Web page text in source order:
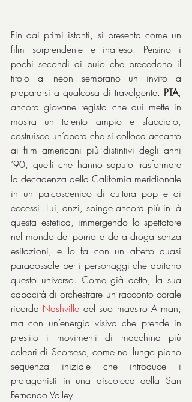
Fin dai primi istanti, si presenta come un
film sorprendente e inatteso. Persino i
pochi secondi di buio che precedono il
titolo al neon sembrano un invito a
prepararsi a qualcosa di travolgente. PTA,
ancora giovane regista che qui mette in
mostra un talento ampio e sfacciato,
costruisce un’opera che si colloca accanto
ai film americani più distintivi degli anni
‘90, quelli che hanno saputo trasformare
la decadenza della California meridionale
in un palcoscenico di cultura pop e di
eccessi. Lui, anzi, spinge ancora più in là
questa estetica, immergendo lo spettatore
nel mondo del porno e della droga senza
esitazioni, e lo fa con un affetto quasi
paradossale per i personaggi che abitano
questo universo. Come già detto, la sua
capacità di orchestrare un racconto corale
ricorda Nashville del suo maestro Altman,
ma con un’energia visiva che prende in
prestito i movimenti di macchina più
celebri di Scorsese, come nel lungo piano
sequenza iniziale che introduce i
protagonisti in una discoteca della San
Fernando Valley.